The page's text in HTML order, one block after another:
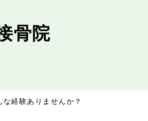
骨院
経験ありませんか？